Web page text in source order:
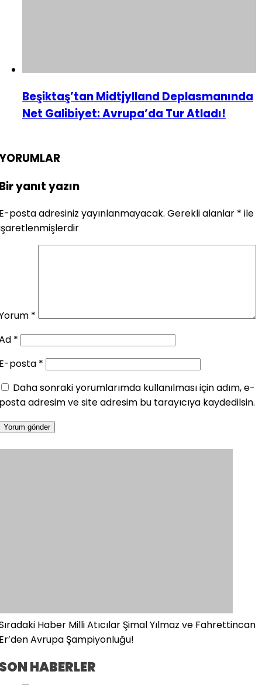
Beşiktaş’tan Midtjylland Deplasmanında
Net Galibiyet: Avrupa’da Tur Atladı!
yanıt yazın
posta adresiniz yayınlanmayacak. Gerekli alanlar * ile
*
*
posta *
Daha sonraki yorumlarımda kullanılması için adım, e-
adresim ve site adresim bu tarayıcıya kaydedilsin.
Haber Milli Atıcılar Şimal Yılmaz ve Fahrettincan
Avrupa Şampiyonluğu!
HABERLER